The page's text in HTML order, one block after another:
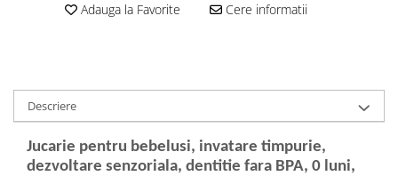
Adauga la Favorite Cere informatii
Descriere
Jucarie pentru bebelusi, invatare timpurie,
dezvoltare senzoriala, dentitie fara BPA, 0 luni,